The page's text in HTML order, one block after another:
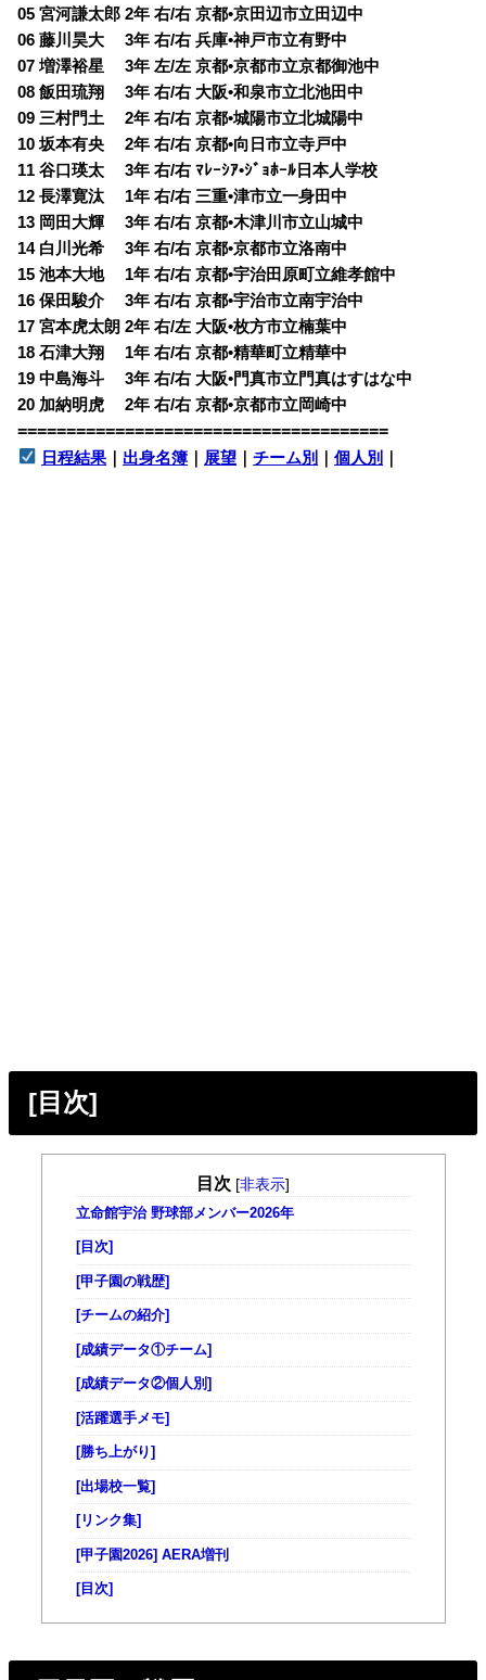
05 宮河謙太郎 2年 右/右 京都•京田辺市立田辺中
06 藤川昊大 3年 右/右 兵庫•神戸市立有野中
07 増澤裕星 3年 左/左 京都•京都市立京都御池中
08 飯田琉翔 3年 右/右 大阪•和泉市立北池田中
09 三村門土 2年 右/右 京都•城陽市立北城陽中
10 坂本有央 2年 右/右 京都•向日市立寺戸中
11 谷口瑛太 3年 右/右 ﾏﾚｰｼｱ•ｼﾞｮﾎｰﾙ日本人学校
12 長澤寛汰 1年 右/右 三重•津市立一身田中
13 岡田大輝 3年 右/右 京都•木津川市立山城中
14 白川光希 3年 右/右 京都•京都市立洛南中
15 池本大地 1年 右/右 京都•宇治田原町立維孝館中
16 保田駿介 3年 右/右 京都•宇治市立南宇治中
17 宮本虎太朗 2年 右/左 大阪•枚方市立楠葉中
18 石津大翔 1年 右/右 京都•精華町立精華中
19 中島海斗 3年 右/右 大阪•門真市立門真はすはな中
20 加納明虎 2年 右/右 京都•京都市立岡崎中
======================================
日程結果 ｜ 出身名簿 ｜ 展望 ｜チーム別 ｜個人別 ｜
[目次]
目次 [非表示]
立命館宇治 野球部メンバー2026年
[目次]
[甲子園の戦歴]
[チームの紹介]
[成績データ①チーム]
[成績データ②個人別]
[活躍選手メモ]
[勝ち上がり]
[出場校一覧]
[リンク集]
[甲子園2026] AERA増刊
[目次]